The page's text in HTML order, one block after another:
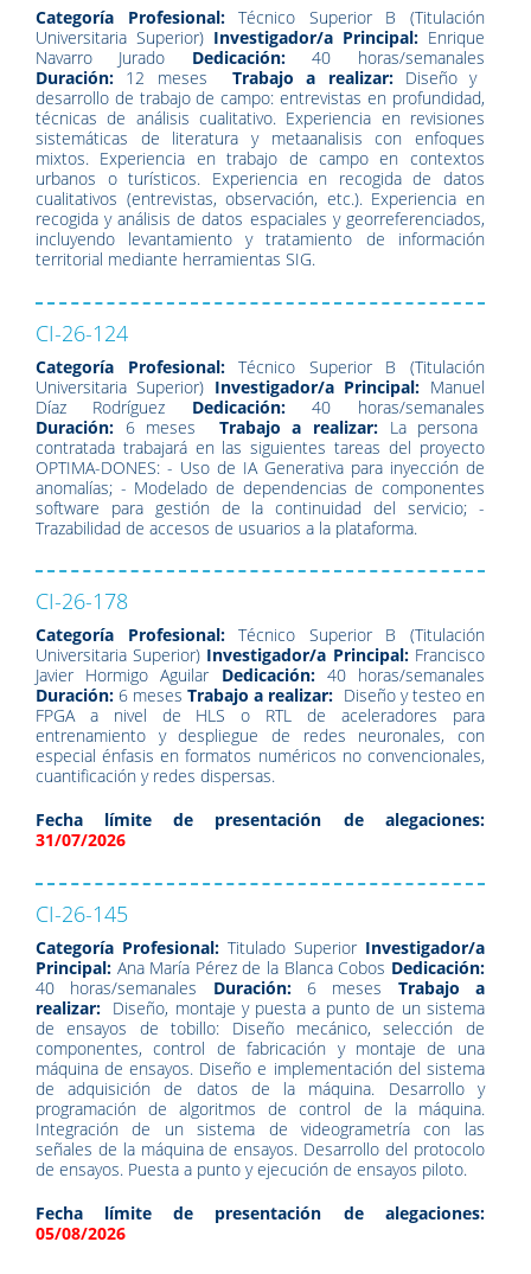
Categoría Profesional:Técnico Superior B (Titulación
Universitaria Superior) Investigador/a Principal: Enrique
Navarro Jurado Dedicación:40 horas/semanales
Duración: 12 meses Trabajo a realizar: Diseño y
desarrollo de trabajo de campo: entrevistas en profundidad,
técnicas de análisis cualitativo. Experiencia en revisiones
sistemáticas de literatura y metaanalisis con enfoques
mixtos. Experiencia en trabajo de campo en contextos
urbanos o turísticos. Experiencia en recogida de datos
cualitativos (entrevistas, observación, etc.). Experiencia en
recogida y análisis de datos espaciales y georreferenciados,
incluyendo levantamiento y tratamiento de información
territorial mediante herramientas SIG.
CI-26-124
Categoría Profesional:Técnico Superior B (Titulación
Universitaria Superior) Investigador/a Principal: Manuel
Díaz Rodríguez Dedicación:40 horas/semanales
Duración: 6 meses Trabajo a realizar: La persona
contratada trabajará en las siguientes tareas del proyecto
OPTIMA-DONES: - Uso de IA Generativa para inyección de
anomalías; - Modelado de dependencias de componentes
software para gestión de la continuidad del servicio; -
Trazabilidad de accesos de usuarios a la plataforma.
CI-26-178
Categoría Profesional:Técnico Superior B (Titulación
Universitaria Superior) Investigador/a Principal: Francisco
Javier Hormigo Aguilar Dedicación: 40 horas/semanales
Duración: 6 mesesTrabajo a realizar: Diseño y testeo en
FPGA a nivel de HLS o RTL de aceleradores para
entrenamiento y despliegue de redes neuronales, con
especial énfasis en formatos numéricos no convencionales,
cuantificación y redes dispersas.
Fecha límite de presentación de alegaciones:
31/07/2026
CI-26-145
Categoría Profesional: Titulado SuperiorInvestigador/a
Principal: Ana María Pérez de la Blanca Cobos Dedicación:
40 horas/semanales Duración: 6 meses Trabajo a
realizar: Diseño, montaje y puesta a punto de un sistema
de ensayos de tobillo: Diseño mecánico, selección de
componentes, control de fabricación y montaje de una
máquina de ensayos. Diseño e implementación del sistema
de adquisición de datos de la máquina. Desarrollo y
programación de algoritmos de control de la máquina.
Integración de un sistema de videogrametría con las
señales de la máquina de ensayos. Desarrollo del protocolo
de ensayos. Puesta a punto y ejecución de ensayos piloto.
Fecha límite de presentación de alegaciones:
05/08/2026